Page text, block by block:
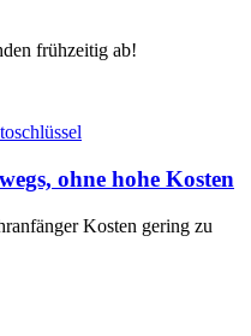
frühzeitig ab!
ohne hohe Kosten
Kosten gering zu